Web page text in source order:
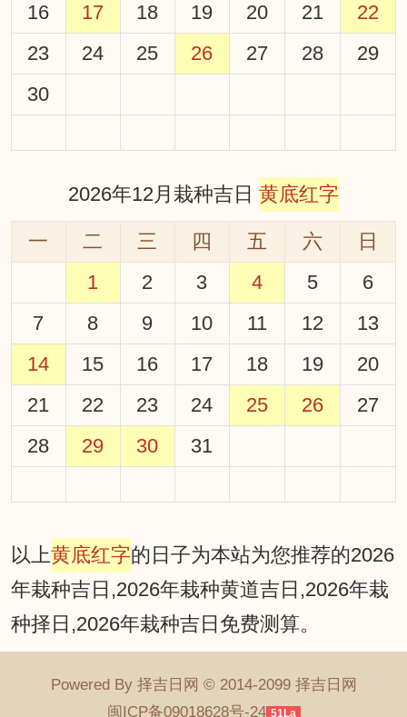
16
17 18 19 20 21
22
23
24 25 26 27 28
29
30
2026年12月栽种吉日 黄底红字
一 二 三 四 五 六
日
1
2 3 4 5
6
7
8 9 10 11 12
13
14
15 16 17 18 19
20
21
22 23 24 25 26
27
28
29 30 31
以上黄底红字的日子为本站为您推荐的2026
年栽种吉日,2026年栽种黄道吉日,2026年栽
种择日,2026年栽种吉日免费测算。
Powered By 择吉日网 © 2014-2099 择吉日网
闽ICP备09018628号-24 51La